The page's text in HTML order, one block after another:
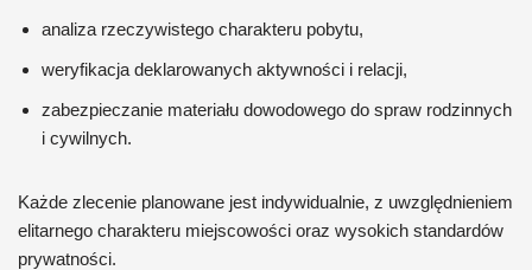
analiza rzeczywistego charakteru pobytu,
weryfikacja deklarowanych aktywności i relacji,
zabezpieczanie materiału dowodowego do spraw rodzinnych
i cywilnych.
Każde zlecenie planowane jest indywidualnie, z uwzględnieniem
elitarnego charakteru miejscowości oraz wysokich standardów
prywatności.